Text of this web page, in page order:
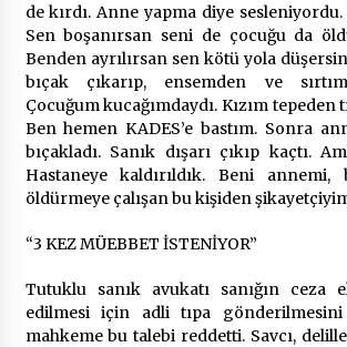
de kırdı. Anne yapma diye
Sen boşanırsan seni de çocuğu da
Benden ayrılırsan sen kötü yola
bıçak çıkarıp, ensemden ve
Çocuğum kucağımdaydı. Kızım tepeden
Ben hemen KADES’e bastım. Sonra
bıçakladı. Sanık dışarı çıkıp kaçtı.
Hastaneye kaldırıldık. Beni annemi,
öldürmeye çalışan bu kişiden
“3 KEZ MÜEBBET İSTENİYOR”
Tutuklu sanık avukatı sanığın ceza
edilmesi için adli tıpa
mahkeme bu talebi reddetti. Savcı,